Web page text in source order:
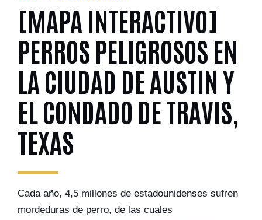
[MAPA INTERACTIVO]
PERROS PELIGROSOS EN
LA CIUDAD DE AUSTIN Y
EL CONDADO DE TRAVIS,
TEXAS
Cada año, 4,5 millones de estadounidenses sufren
mordeduras de perro, de las cuales